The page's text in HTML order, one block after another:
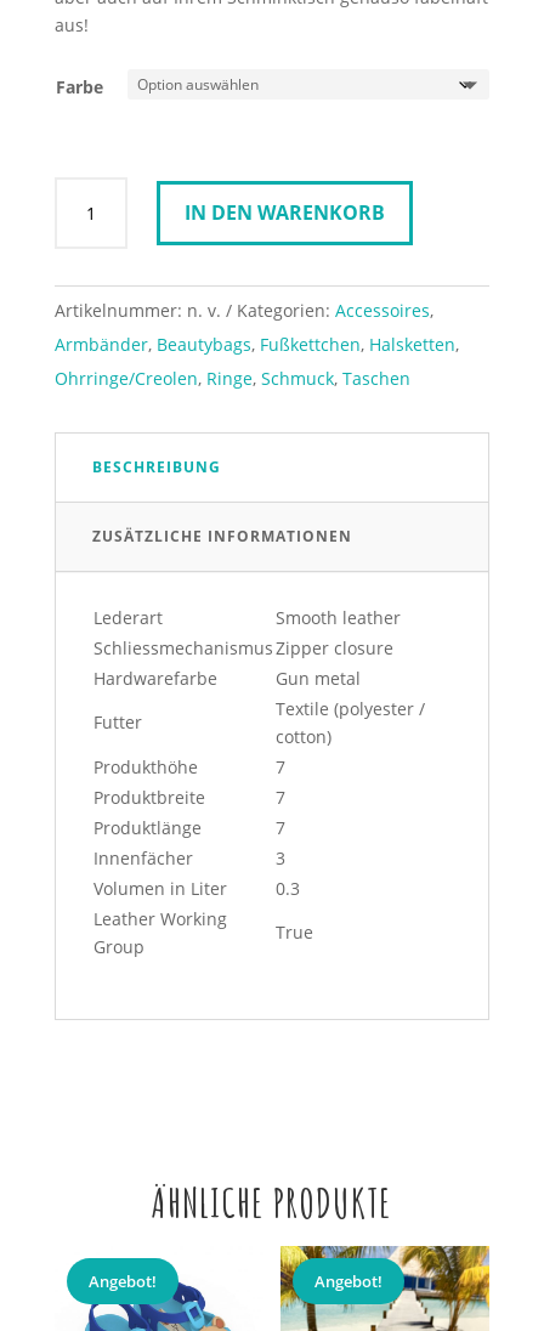
aus!
Farbe
Modest
Box
IN DEN WARENKORB
Artikelnummer: n. v. Kategorien: Accessoires,
Armbänder, Beautybags, Fußkettchen, Halsketten,
Ohrringe/Creolen, Ringe, Schmuck, Taschen
BESCHREIBUNG
ZUSÄTZLICHE INFORMATIONEN
Lederart
Smooth leather
SchliessmechanismusZipper closure
Hardwarefarbe
Gun metal
Futter
Textile (polyester /
cotton)
Produkthöhe
7
Produktbreite
7
Produktlänge
7
Innenfächer
3
Volumen in Liter
0.3
Leather Working
Group
True
ÄHNLICHE PRODUKTE
Angebot! Angebot!